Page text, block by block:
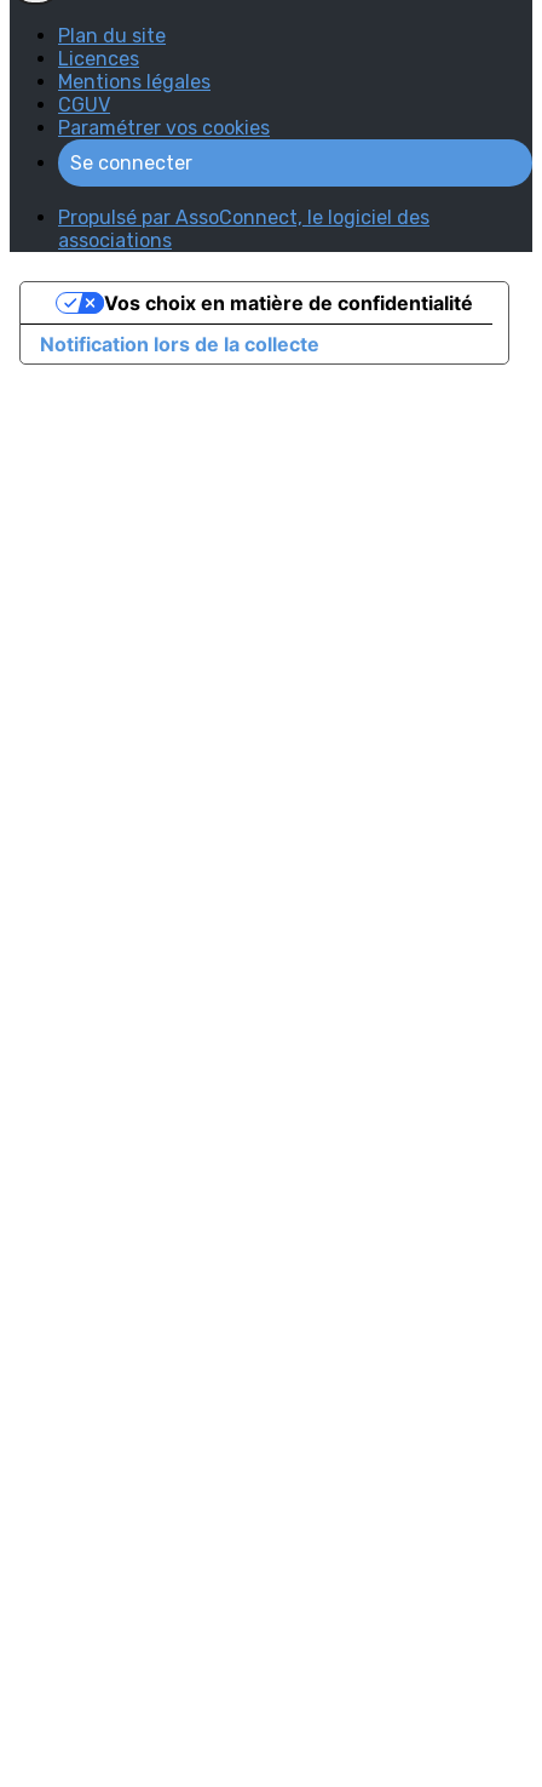
Plan du site
Licences
Mentions légales
CGUV
Paramétrer vos cookies
Se connecter
Propulsé par AssoConnect, le logiciel des
associations
Notification lors de la collecte
Vos choix en matière de confidentialité